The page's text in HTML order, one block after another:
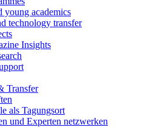
young academics
technology transfer
Insights
Transfer
als Tagungsort
und Experten netzwerken